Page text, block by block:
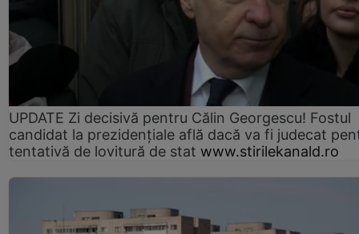
UPDATE Zi decisivă pentru Călin Georgescu! Fostul
candidat la prezidențiale află dacă va fi judecat
tentativă de lovitură de stat www.stirilekanald.ro